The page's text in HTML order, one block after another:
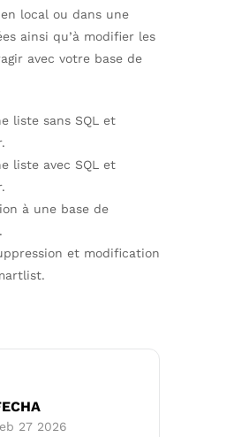
local ou dans une
ainsi qu’à modifier les
avec votre base de
liste sans SQL et
liste avec SQL et
à une base de
et modification
27 2026